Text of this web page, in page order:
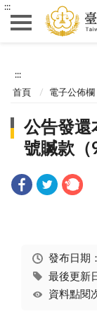
:::
:::
首頁 電子公佈欄
公告發還
號贓款（
發布日期
最後更新
資料點閱